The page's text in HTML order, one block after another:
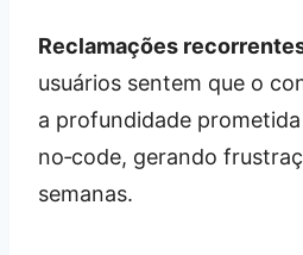
Reclamações
usuários sentem que o
a profundidade
no‑code, gerando
semanas.